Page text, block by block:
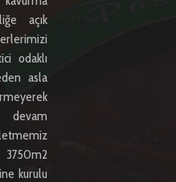
açık
odaklı
asla
devam
kurulu